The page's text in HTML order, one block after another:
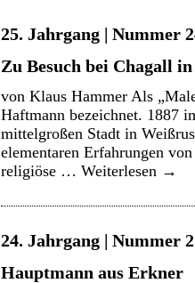
25. Jahrgang | Nummer
Zu Besuch bei Chagall
von Klaus Hammer Als
Haftmann bezeichnet. 1887
mittelgroßen Stadt in
elementaren Erfahrungen
religiöse … Weiterlesen →
24. Jahrgang | Nummer
Hauptmann aus Erkner